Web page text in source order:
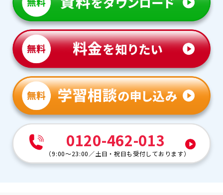
0120-462-013
（9:00～23:00 ／土日・祝日も受付しております）